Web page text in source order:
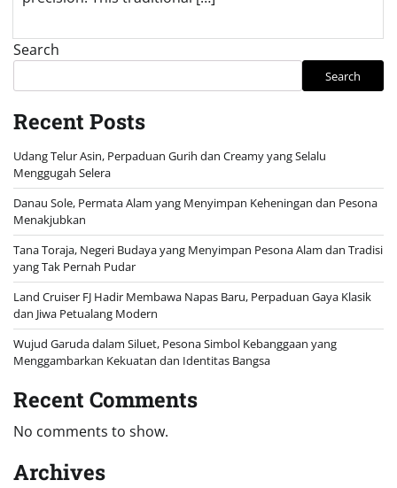
Search
Search
Recent Posts
Udang Telur Asin, Perpaduan Gurih dan Creamy yang Selalu
Menggugah Selera
Danau Sole, Permata Alam yang Menyimpan Keheningan dan Pesona
Menakjubkan
Tana Toraja, Negeri Budaya yang Menyimpan Pesona Alam dan Tradisi
yang Tak Pernah Pudar
Land Cruiser FJ Hadir Membawa Napas Baru, Perpaduan Gaya Klasik
dan Jiwa Petualang Modern
Wujud Garuda dalam Siluet, Pesona Simbol Kebanggaan yang
Menggambarkan Kekuatan dan Identitas Bangsa
Recent Comments
No comments to show.
Archives